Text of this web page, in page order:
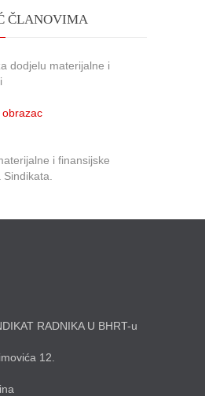
ČLANOVIMA
dodjelu materijalne i
obrazac
i finansijske
Sindikata.
RADNIKA U BHRT-u
12.